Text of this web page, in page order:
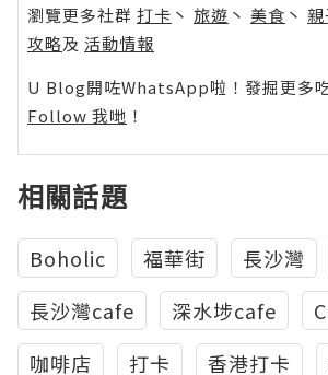
瀏覽更多社群 打卡 丶 旅遊 丶 美食 丶
攻略及 活動情報
U Blog開咗WhatsApp啦！發掘更多
Follow 我哋 ！
相關話題
Boholic 福華街 長沙灣
長沙灣cafe
深水埗cafe
咖啡店
打卡 香港打卡